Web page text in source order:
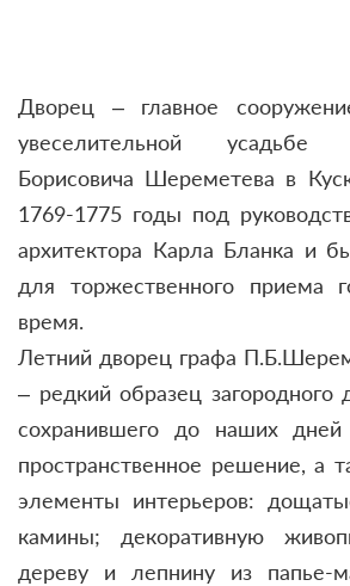
Дворец – главное
увеселительной
Борисовича Шереметева в
1769-1775 годы под
архитектора Карла Бланка и
для торжественного приема
время.
Летний дворец графа
– редкий образец загородного
сохранившего до наших дней
пространственное решение, а
элементы интерьеров:
камины; декоративную
дереву и лепнину из папье-